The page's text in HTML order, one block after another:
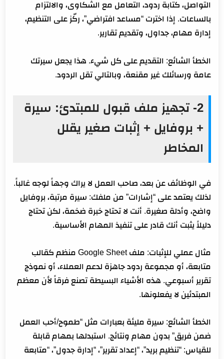
التواصل، كتابة ردود، التعامل مع الشكاوى، والالتزام
بالساعات. إذا اخترت “مساعد افتراضي”، ركّز على التنظيم،
إدارة مهام، جداول، وتقديم تقارير.
الخطأ الشائع: التقديم على كل شيء. هذا يجعل سيرتك
عامة ورسائلك غير مقنعة، وبالتالي تقل الردود.
2- تجهيز ملف قبول للمبتدئ: سيرة
+ بروفايل + إثبات صغير يقلل
المخاطر
في الوظائف عن بعد، صاحب العمل لا يراك وجهاً لوجه غالباً.
لذلك يعتمد على “إشارات” من ملفك: سيرة مرتبة، بروفايل
واضح، وأدلة صغيرة. أنت لا تحتاج خبرة ضخمة، لكن تحتاج
دليلاً يثبت أنك قادر على تنفيذ المهام الأساسية.
مثال عملي للإثبات: ملف Google Sheet منظم كقالب
متابعة، أو مجموعة ردود جاهزة لدعم العملاء، أو نموذج
تقرير أسبوعي. هذه الأشياء البسيطة تصنع فرقاً لأن معظم
المبتدئين لا يفعلونها.
الخطأ الشائع: سيرة مليئة بعبارات مثل “طموح/أحب العمل
ضمن فريق” بدون مهام ونتائج. استبدلها بمهام قابلة
للقياس: “تنظيم بريد”، “إعداد تقرير”، “إدارة جدول”، “متابعة